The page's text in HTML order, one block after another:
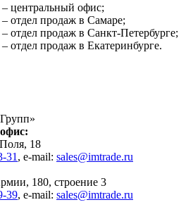
центральный офис;
отдел продаж в Самаре;
отдел продаж в Санкт-Петербурге;
отдел продаж в Екатеринбурге.
»
18
31 , e-mail: sales@imtrade.ru
180, строение 3
39, e-mail: sales@imtrade.ru